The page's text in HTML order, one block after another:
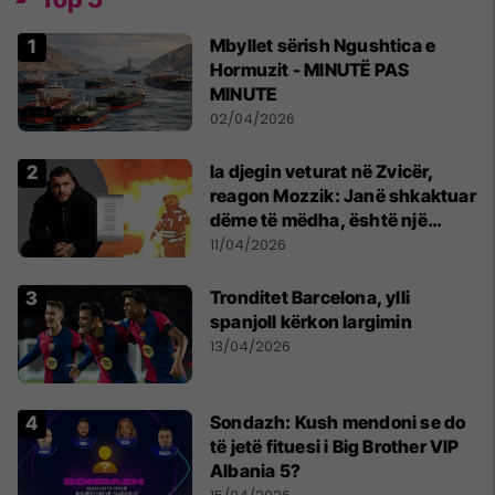
Mbyllet sërish Ngushtica e
Hormuzit - MINUTË PAS
MINUTE
02/04/2026
Ia djegin veturat në Zvicër,
reagon Mozzik: Janë shkaktuar
dëme të mëdha, është një
bandë nga Franca
11/04/2026
Tronditet Barcelona, ylli
spanjoll kërkon largimin
13/04/2026
Sondazh: Kush mendoni se do
të jetë fituesi i Big Brother VIP
Albania 5?